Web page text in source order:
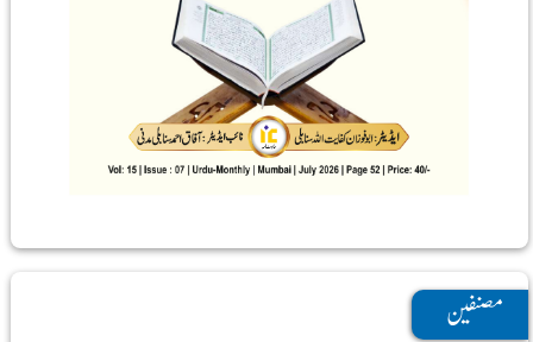
مصنفین